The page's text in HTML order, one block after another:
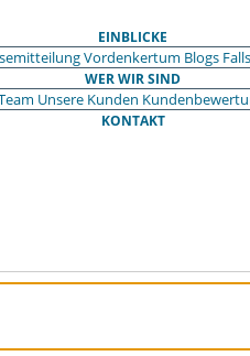
EINBLICKE
Vordenkertum Blogs
WER WIR SIND
Unsere Kunden
KONTAKT